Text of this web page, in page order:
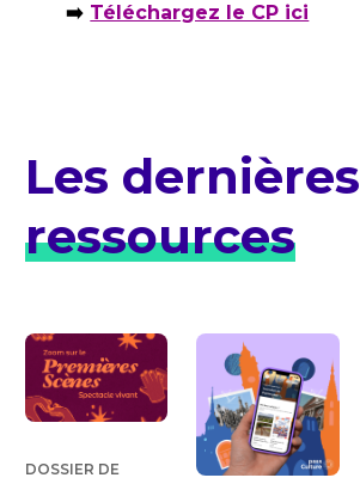
➡️ Téléchargez le CP ici
Les dernières
ressources
DOSSIER DE